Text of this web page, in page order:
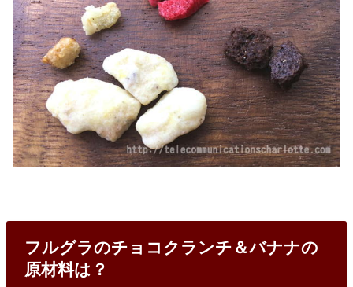
フルグラのチョコクランチ＆バナナの
原材料は？